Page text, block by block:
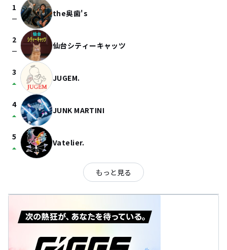
1
check_indeterminate_small the奥歯's
2
check_indeterminate_small 仙台シティーキャッツ
3
arrow_drop_up JUGEM.
4
arrow_drop_up JUNK MARTINI
5
arrow_drop_up Vatelier.
もっと見る